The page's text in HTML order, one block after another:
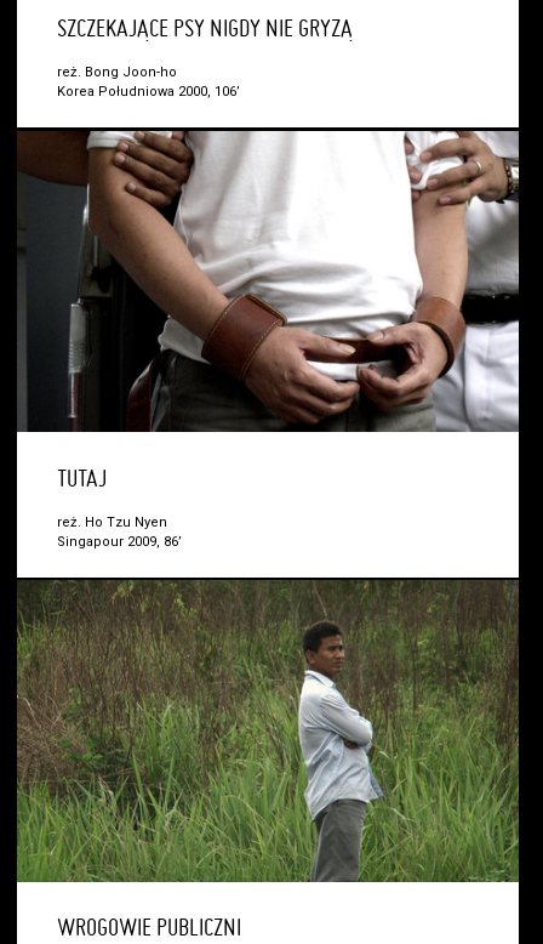
SZCZEKAJĄCE PSY NIGDY NIE GRYZĄ
reż. Bong Joon-ho
Korea Południowa 2000, 106’
TUTAJ
reż. Ho Tzu Nyen
Singapour 2009, 86’
WROGOWIE PUBLICZNI